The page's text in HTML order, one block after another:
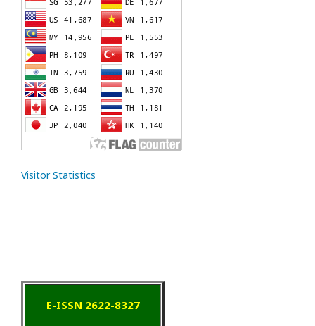
Visitor Statistics
E-ISSN 2622-8327